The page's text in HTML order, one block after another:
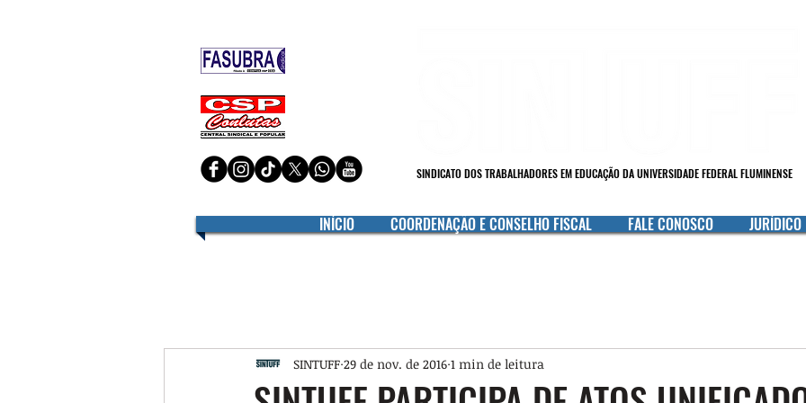
SINDICATO DOS TRABALHADORES EM EDUCAÇÃO DA UNIVERSIDADE FEDERAL FLUMINENSE
INÍCIO COORDENAÇÃO E CONSELHO FISCAL FALE CONOSCO JURÍDICO
SINTUFF 29 de nov. de 2016 1 min de leitura